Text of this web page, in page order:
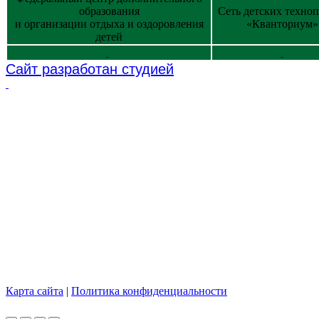
образования
и организации отдыха и оздоровления
детей
Сеть детских
«Кванториум»
Сайт разработан студией
Карта сайта | Политика конфиденциальности